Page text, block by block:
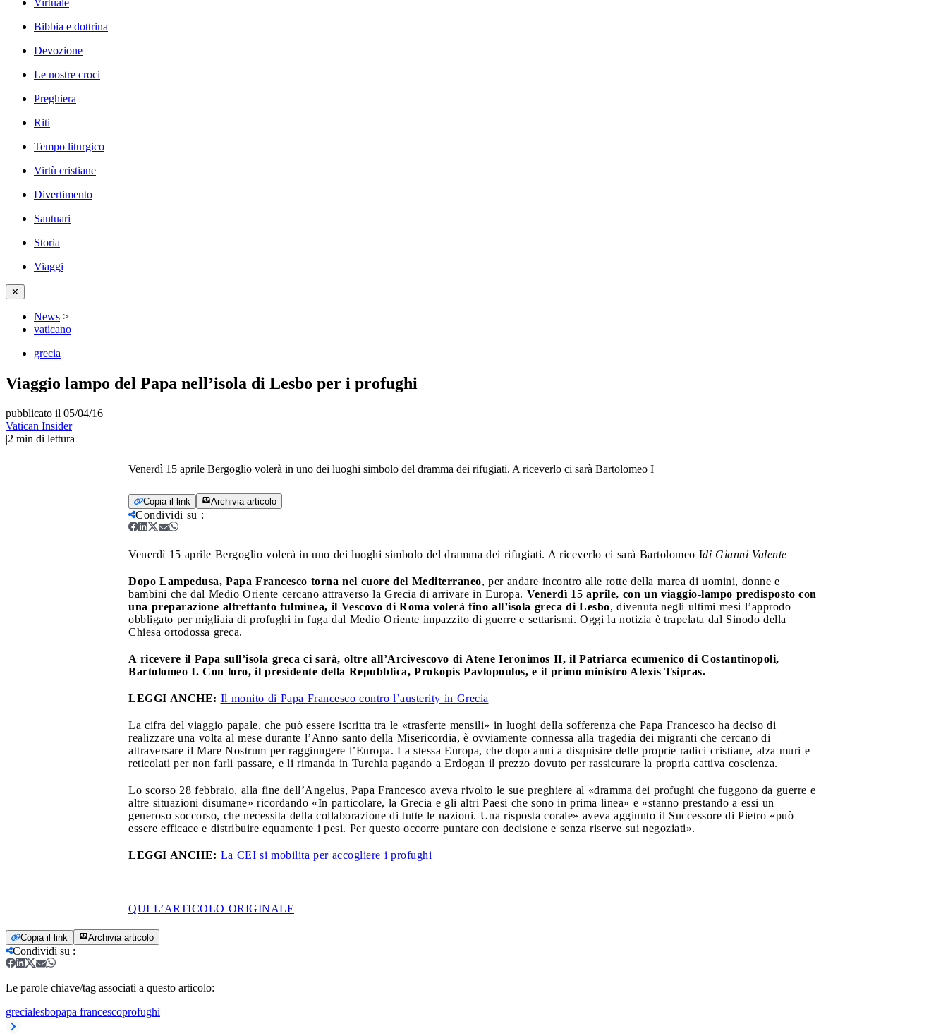
Virtuale
Bibbia e dottrina
Devozione
Le nostre croci
Preghiera
Riti
Tempo liturgico
Virtù cristiane
Divertimento
Santuari
Storia
Viaggi
✕
News >
vaticano
grecia
Viaggio lampo del Papa nell’isola di Lesbo per i profughi
pubblicato il 05/04/16|
Vatican Insider
|2 min di lettura
Venerdì 15 aprile Bergoglio volerà in uno dei luoghi simbolo del dramma dei rifugiati. A riceverlo ci sarà Bartolomeo I
Copia il link Archivia articolo
Condividi su :
Venerdì 15 aprile Bergoglio volerà in uno dei luoghi simbolo del dramma dei rifugiati. A riceverlo ci sarà Bartolomeo Idi Gianni Valente
Dopo Lampedusa, Papa Francesco torna nel cuore del Mediterraneo, per andare incontro alle rotte della marea di uomini, donne e
bambini che dal Medio Oriente cercano attraverso la Grecia di arrivare in Europa. Venerdì 15 aprile, con un viaggio-lampo predisposto con
una preparazione altrettanto fulminea, il Vescovo di Roma volerà fino all’isola greca di Lesbo, divenuta negli ultimi mesi l’approdo
obbligato per migliaia di profughi in fuga dal Medio Oriente impazzito di guerre e settarismi. Oggi la notizia è trapelata dal Sinodo della
Chiesa ortodossa greca.
A ricevere il Papa sull’isola greca ci sarà, oltre all’Arcivescovo di Atene Ieronimos II, il Patriarca ecumenico di Costantinopoli,
Bartolomeo I. Con loro, il presidente della Repubblica, Prokopis Pavlopoulos, e il primo ministro Alexis Tsipras.
LEGGI ANCHE: Il monito di Papa Francesco contro l’austerity in Grecia
La cifra del viaggio papale, che può essere iscritta tra le «trasferte mensili» in luoghi della sofferenza che Papa Francesco ha deciso di
realizzare una volta al mese durante l’Anno santo della Misericordia, è ovviamente connessa alla tragedia dei migranti che cercano di
attraversare il Mare Nostrum per raggiungere l’Europa. La stessa Europa, che dopo anni a disquisire delle proprie radici cristiane, alza muri e
reticolati per non farli passare, e li rimanda in Turchia pagando a Erdogan il prezzo dovuto per rassicurare la propria cattiva coscienza.
Lo scorso 28 febbraio, alla fine dell’Angelus, Papa Francesco aveva rivolto le sue preghiere al «dramma dei profughi che fuggono da guerre e
altre situazioni disumane» ricordando «In particolare, la Grecia e gli altri Paesi che sono in prima linea» e «stanno prestando a essi un
generoso soccorso, che necessita della collaborazione di tutte le nazioni. Una risposta corale» aveva aggiunto il Successore di Pietro «può
essere efficace e distribuire equamente i pesi. Per questo occorre puntare con decisione e senza riserve sui negoziati».
LEGGI ANCHE: La CEI si mobilita per accogliere i profughi
QUI L’ARTICOLO ORIGINALE
Copia il link Archivia articolo
Condividi su :
Le parole chiave/tag associati a questo articolo:
grecialesbopapa francescoprofughi